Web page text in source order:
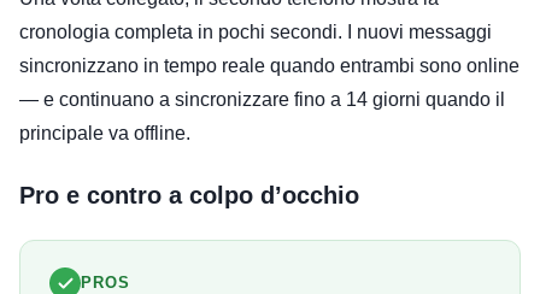
cronologia completa in pochi secondi. I nuovi messaggi
sincronizzano in tempo reale quando entrambi sono online
— e continuano a sincronizzare fino a 14 giorni quando il
principale va offline.
Pro e contro a colpo d’occhio
PROS